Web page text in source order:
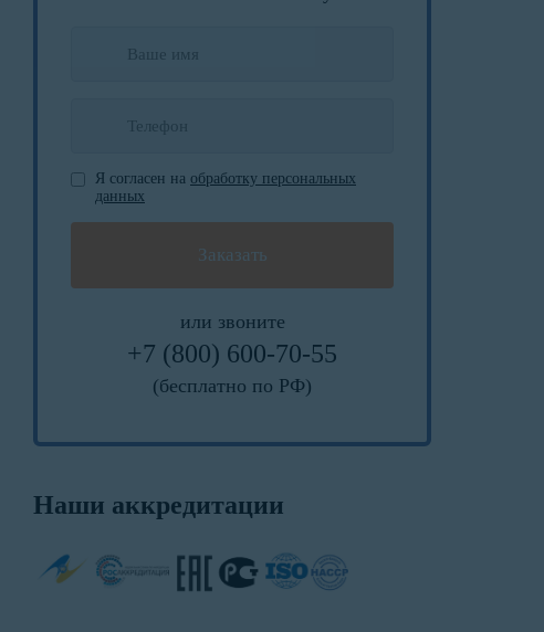
Я согласен на обработку персональных
данных
или звоните
+7 (800) 600-70-55
(бесплатно по РФ)
Наши аккредитации